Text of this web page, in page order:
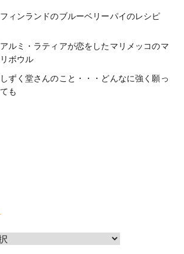
フィンランドのブルーベリーパイのレシピ
アルミ・ラティアが恋をしたマリメッコのマ
リボウル
しずく堂さんのこと・・・どんなに強く願っ
ても